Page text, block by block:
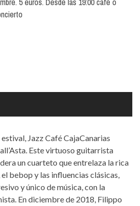
Jazz Café CajaCanarias
Este virtuoso guitarrista
un cuarteto que entrelaza la rica
bebop y las influencias clásicas,
y único de música, con la
En diciembre de 2018, Filippo